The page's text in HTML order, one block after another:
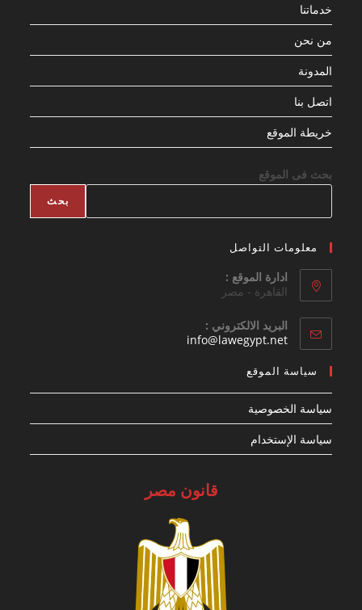
خدماتنا
من نحن
المدونة
اتصل بنا
خريطة الموقع
بحث فى الموقع
بحث
معلومات التواصل
ادارة الموقع :
القاهرة - مصر
البريد الالكتروني :
info@lawegypt.net
سياسة الموقع
سياسة الخصوصية
سياسة الإستخدام
قانون مصر